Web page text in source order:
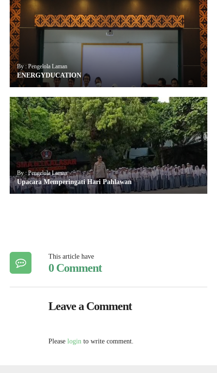
By : Pengelola Laman
ENERGYDUCATION
By : Pengelola Laman
Upacara Memperingati Hari Pahlawan
This article have
0 Comment
Leave a Comment
Please login to write comment.